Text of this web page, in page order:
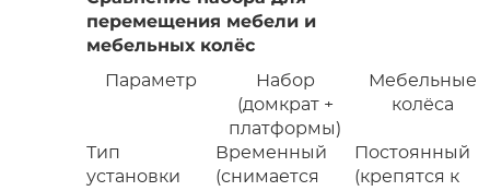
перемещения мебели и
мебельных колёс
Параметр
Набор
(домкрат +
платформы)
Мебельные
колёса
Тип
установки
Временный
(снимается
Постоянный
(крепятся к